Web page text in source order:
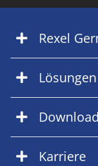
Rexel
Lösungen
Karriere